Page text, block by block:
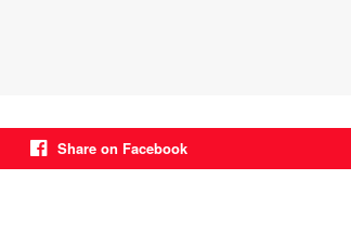
Share on Facebook